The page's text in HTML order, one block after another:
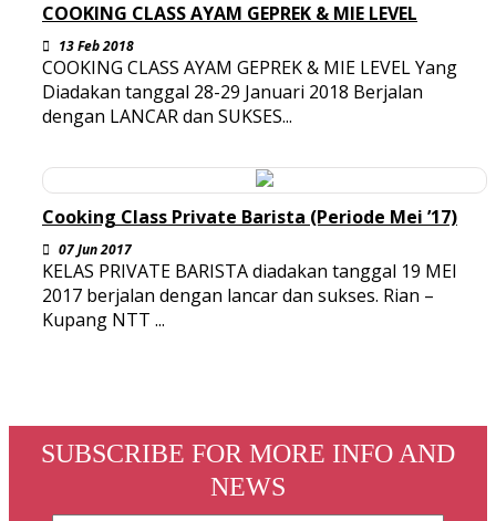
COOKING CLASS AYAM GEPREK & MIE LEVEL
13 Feb 2018
COOKING CLASS AYAM GEPREK & MIE LEVEL Yang
Diadakan tanggal 28-29 Januari 2018 Berjalan
dengan LANCAR dan SUKSES...
Cooking Class Private Barista (Periode Mei ’17)
07 Jun 2017
KELAS PRIVATE BARISTA diadakan tanggal 19 MEI
2017 berjalan dengan lancar dan sukses. Rian –
Kupang NTT ...
SUBSCRIBE FOR MORE INFO AND
NEWS